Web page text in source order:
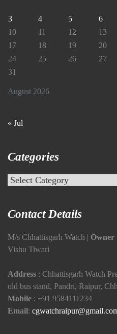
August 2026
3
4 5 6
10
11 12 13
17
18 19 20
24
25 26 27
31
« Jul
Categories
Categories
Contact Details
M/s Chhattisgarh Watch | Owner
Vishu Tiwari
Address : Chhattisgarh Watch
old bus stand, Pandri, Raipur,
Mobile : +91 9584111234
Email: